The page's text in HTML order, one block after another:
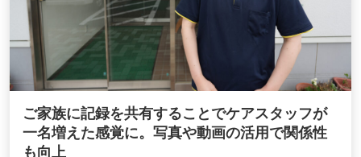
ご家族に記録を共有することでケアスタッフが
一名増えた感覚に。写真や動画の活用で関係性
も向上